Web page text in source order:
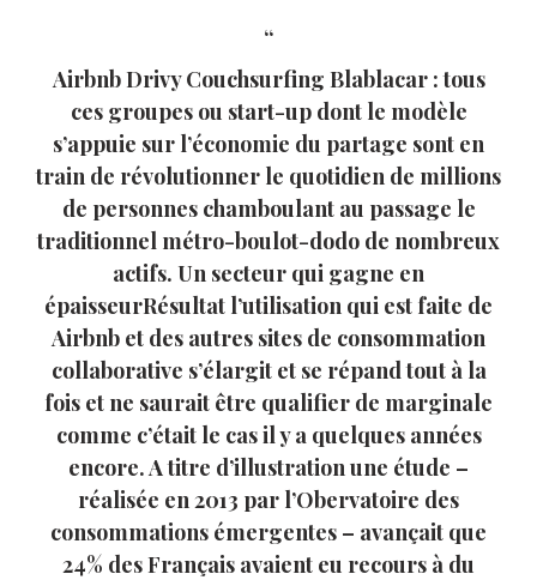
Airbnb Drivy Couchsurfing Blablacar : tous
ces groupes ou start-up dont le modèle
s’appuie sur l’économie du partage sont en
train de révolutionner le quotidien de millions
de personnes chamboulant au passage le
traditionnel métro-boulot-dodo de nombreux
actifs. Un secteur qui gagne en
épaisseurRésultat l’utilisation qui est faite de
Airbnb et des autres sites de consommation
collaborative s’élargit et se répand tout à la
fois et ne saurait être qualifier de marginale
comme c’était le cas il y a quelques années
encore. A titre d’illustration une étude –
réalisée en 2013 par l’Obervatoire des
consommations émergentes – avançait que
24% des Français avaient eu recours à du